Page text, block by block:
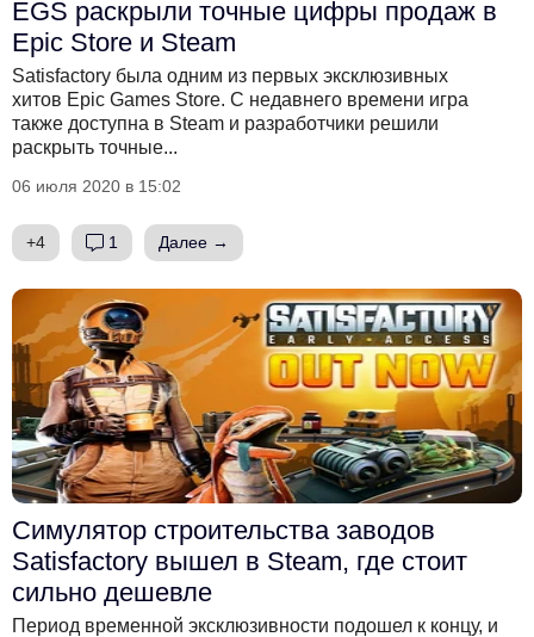
EGS раскрыли точные цифры продаж в
Epic Store и Steam
Satisfactory была одним из первых эксклюзивных
хитов Epic Games Store. С недавнего времени игра
также доступна в Steam и разработчики решили
раскрыть точные...
06 июля 2020 в 15:02
+4 1 Далее →
Симулятор строительства заводов
Satisfactory вышел в Steam, где стоит
сильно дешевле
Период временной эксклюзивности подошел к концу, и